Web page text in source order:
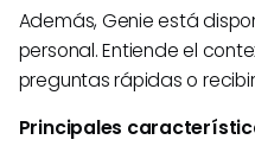
Además, Genie está
personal. Entiende el
preguntas rápidas o
Principales